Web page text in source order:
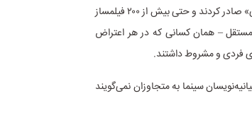
دیگران) حین جنگ ۱۲ روزه، بیانیه‌هایی در محکومیت «تجاوز صهیونیستی» صادر کردند و حتی بیش از ۲۰۰ فیلمساز
مستقل – همان کسانی که در هر اعتراض
فردی و مشروط داشتند.
سینما به متجاوزان نمی‌گویند